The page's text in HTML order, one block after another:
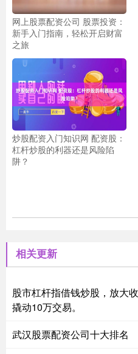
网上股票配资公司 股票投资：
新手入门指南，轻松开启财富
之旅
炒股配资入门知识网 配资股：
杠杆炒股的利器还是风险陷
阱？
相关更新
股市杠杆指借钱炒股，放大
撬动10万交易。
武汉股票配资公司十大排名